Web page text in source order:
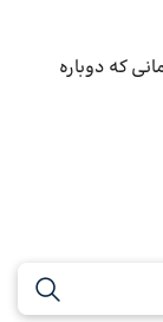
که دوباره